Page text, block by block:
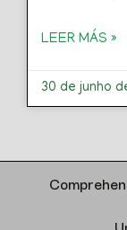
LEER MÁS »
30 de junho